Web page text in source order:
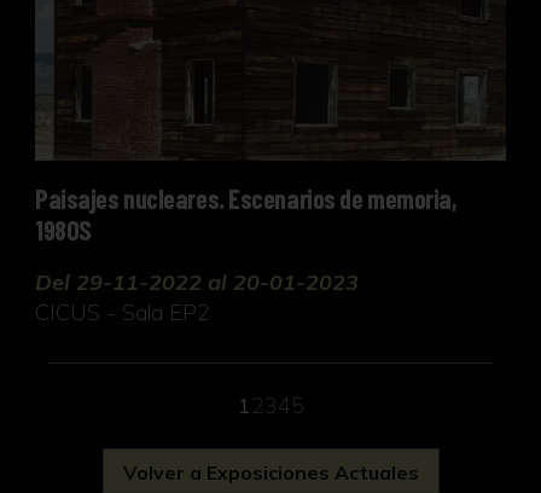
Paisajes nucleares. Escenarios de memoria,
1980S
Del 29-11-2022 al 20-01-2023
CICUS - Sala EP2
12345
Volver a Exposiciones Actuales